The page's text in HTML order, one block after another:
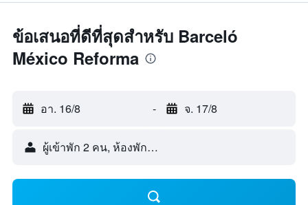
ข้อเสนอที่ดีที่สุดสำหรับ Barceló
México Reforma
อา. 16/8 - จ. 17/8
ผู้เข้าพัก 2 คน, ห้องพัก 1 ห้อง